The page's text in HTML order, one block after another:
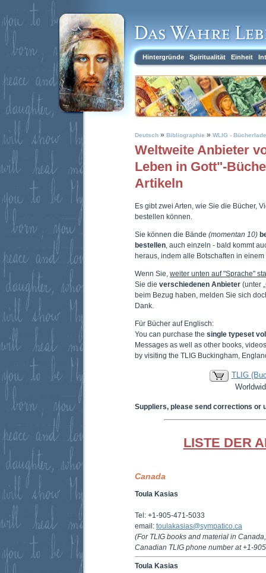
Hintergründe Spiritualität Einheit
Deutsch » Bibliographie » WLIG -
Weltweite Anbieter
Leben in Gott"-
Artikeln
Es gibt zwei Arten, wie Sie die Bücher,
bestellen können.
Sie können die Bände (momentan 10)
bestellen , auch einzeln - bald kommt
heraus, indem alle Botschaften in
Wenn Sie, weiter unten auf "Sprache"
Sie die verschiedenen Anbieter (unter
beim Bezug haben, melden Sie sich
Dank.
Für Bücher auf Englisch:
You can purchase the single typeset
Messages as well as other books,
by visiting the TLIG Buckingham,
TLIG
Suppliers, please send corrections or
LISTE DER
Canada
Toula Kasias
Tel: +1-905-471-5033
email: toulakasias@sympatico.ca
(For TLIG books and material in
Canadian TLIG phone number at +1-
Toula Kasias